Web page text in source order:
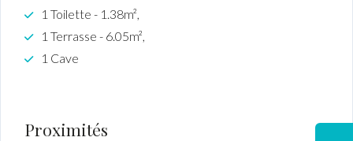
1 Toilette - 1.38m²,
1 Terrasse - 6.05m²,
1 Cave
Proximités